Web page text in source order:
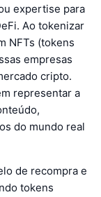
expertise para
Ao tokenizar
NFTs (tokens
empresas
cripto.
representar a
do mundo real
de recompra e
tokens